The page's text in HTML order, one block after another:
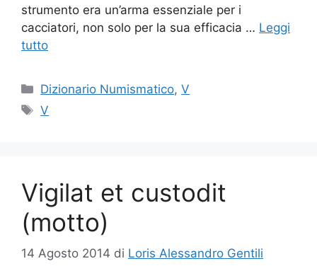
strumento era un’arma essenziale per i
cacciatori, non solo per la sua efficacia … Leggi
tutto
Categorie
Dizionario Numismatico,V
Tag
V
Vigilat et custodit
(motto)
14 Agosto 2014 di Loris Alessandro Gentili